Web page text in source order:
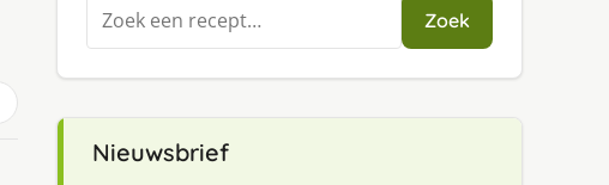
Zoeken
naar:
Zoek
Nieuwsbrief